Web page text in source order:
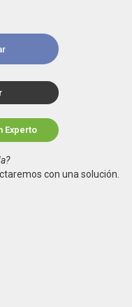
Experto
con una solución.